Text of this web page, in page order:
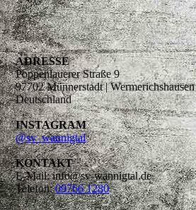
ADRESSE
Poppenlauerer Straße 9
97702 Münnerstadt | Wermerichshausen
Deutschland
INSTAGRAM
@sv_wannigtal
KONTAKT
E-Mail: info@sv-wannigtal.de
Telefon:09766 1280